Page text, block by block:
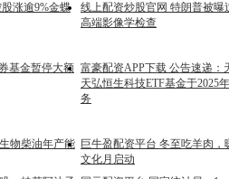
涨逾9%金蝶
线上配资炒股官网 特朗普被曝
高端影像学检查
基金暂停大额 富豪配资APP下载 公告速递
天弘恒生科技ETF基金于2025
务
物柴油年产能 巨牛盈配资平台 冬至吃羊肉
文化月启动